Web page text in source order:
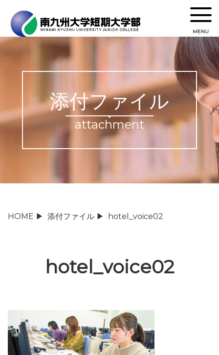
MENU
添付ファイル
attachment
HOME ▶ 添付ファイル ▶ hotel_voice02
hotel_voice02